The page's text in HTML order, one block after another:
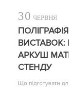
30 ЧЕРВНЯ
ВИСТАВОК:
АРКУШ
СТЕНДУ
Що підготувати